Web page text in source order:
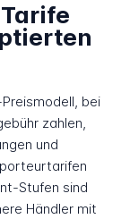
bei
zahlen,
und
Stufen sind
Händler mit